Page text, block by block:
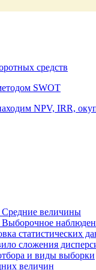
средств
SWOT
NPV, IRR,
Средние величины
Выборочное
статистических
сложения
и виды выборки
величин